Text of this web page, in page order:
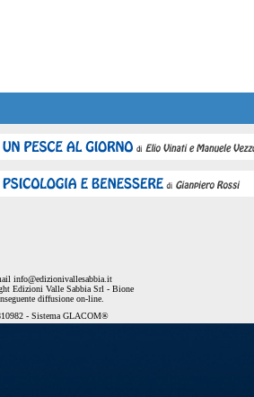
info@edizionivallesabbia.it
Edizioni Valle Sabbia Srl - Bione
diffusione on-line.
- Sistema GLACOM®